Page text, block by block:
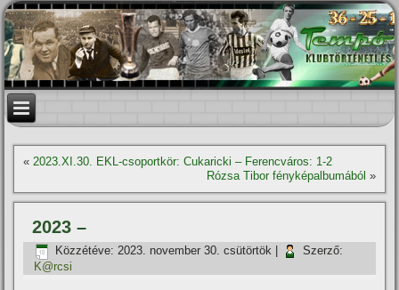
«2023.XI.30. EKL-csoportkör: Cukaricki – Ferencváros: 1-2
Rózsa Tibor fényképalbumából »
2023 –
Közzétéve: 2023. november 30. csütörtök
Szerző:
K@rcsi